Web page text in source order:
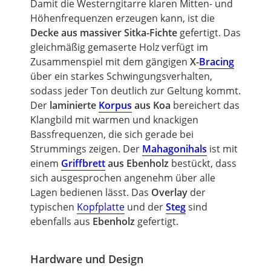
Damit dieWesterngitarre klaren Mitten- und
Höhenfrequenzen erzeugen kann, ist die
Decke aus massiver Sitka-Fichte gefertigt. Das
gleichmäßig gemaserte Holz verfügt im
Zusammenspiel mit dem gängigen X-Bracing
über ein starkes Schwingungsverhalten,
sodass jeder Ton deutlich zur Geltung kommt.
Der laminierte Korpus aus Koa bereichert das
Klangbild mit warmen und knackigen
Bassfrequenzen, die sich gerade bei
Strummings zeigen. Der Mahagonihals ist mit
einem Griffbrettaus Ebenholz bestückt, dass
sich ausgesprochen angenehm über alle
Lagen bedienen lässt. Das Overlay der
typischen Kopfplatte und derStegsind
ebenfalls aus Ebenholz gefertigt.
Hardware und Design